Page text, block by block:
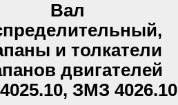
Вал
и толкатели
двигателей
ЗМЗ 4026.10